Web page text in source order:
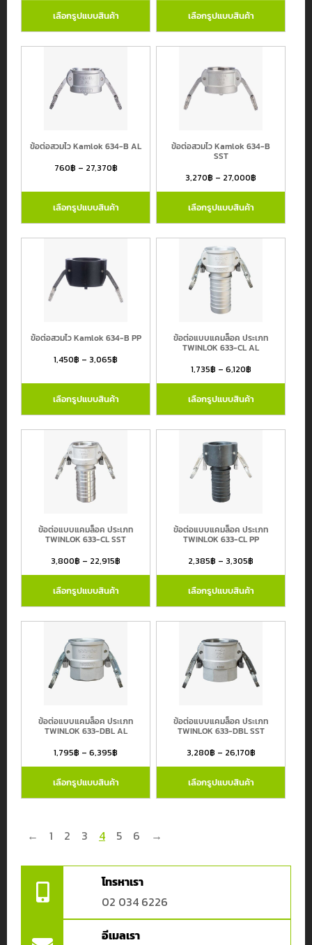
โทรหาเรา
02 034 6226
อีเมลเรา
MTG
Pisco
TTT
Yokohama
Price: 46,320฿
เลือกรูปแบบสินค้า เลือกรูปแบบสินค้า
ข้อต่อสวมไว Kamlok 634-B AL
760฿ – 27,370฿
เลือกรูปแบบสินค้า
ข้อต่อสวมไว Kamlok 634-B
SST
3,270฿ – 27,000฿
เลือกรูปแบบสินค้า
ข้อต่อสวมไว Kamlok 634-B PP
1,450฿ – 3,065฿
เลือกรูปแบบสินค้า
ข้อต่อแบบแคมล็อค ประเภท
TWINLOK 633-CL AL
1,735฿ – 6,120฿
เลือกรูปแบบสินค้า
ข้อต่อแบบแคมล็อค ประเภท
TWINLOK 633-CL SST
3,800฿ – 22,915฿
เลือกรูปแบบสินค้า
ข้อต่อแบบแคมล็อค ประเภท
TWINLOK 633-CL PP
2,385฿ – 3,305฿
เลือกรูปแบบสินค้า
ข้อต่อแบบแคมล็อค ประเภท
TWINLOK 633-DBL AL
1,795฿ – 6,395฿
เลือกรูปแบบสินค้า
ข้อต่อแบบแคมล็อค ประเภท
TWINLOK 633-DBL SST
3,280฿ – 26,170฿
เลือกรูปแบบสินค้า
← 1 2 3 4 5 6 →